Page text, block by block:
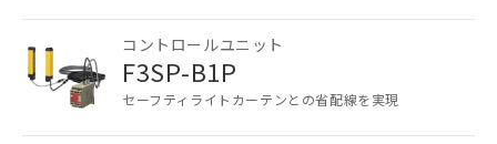
コントロールユニット
F3SP-B1P
セーフティライトカーテンとの省配線を実現
在庫なし(最新の在庫状況につ
いては、お客様のお取引先、ま
たはお客様担当のオムロン制御
機器販売店・当社販売員にご確
ご相談ください。
オムロン制御機器販売店や当社販売拠
点は「販売ネットワーク
ください。
在庫状況および標準価格結果を当社の
事前の承諾なく第三者に漏洩または開